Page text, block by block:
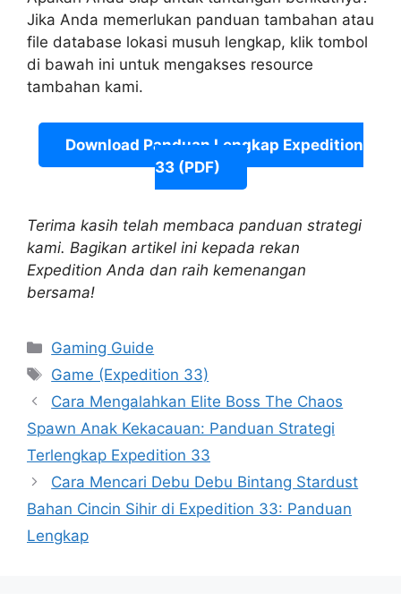
Jika Anda memerlukan panduan tambahan atau
file database lokasi musuh lengkap, klik tombol
di bawah ini untuk mengakses resource
tambahan kami.
Download Panduan Lengkap Expedition
33 (PDF)
Terima kasih telah membaca panduan strategi
kami. Bagikan artikel ini kepada rekan
Expedition Anda dan raih kemenangan
bersama!
Categories
Gaming Guide
Tags
Game (Expedition 33)
Cara Mengalahkan Elite Boss The Chaos
Spawn Anak Kekacauan: Panduan Strategi
Terlengkap Expedition 33
Cara Mencari Debu Debu Bintang Stardust
Bahan Cincin Sihir di Expedition 33: Panduan
Lengkap